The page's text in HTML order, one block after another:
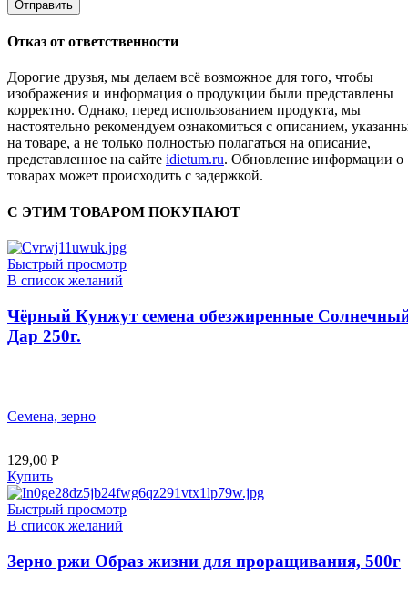
Отказ от ответственности
Дорогие друзья, мы делаем всё возможное для того, чтобы
изображения и информация о продукции были представлены
корректно. Однако, перед использованием продукта, мы
настоятельно рекомендуем ознакомиться с описанием,
на товаре, а не только полностью полагаться на описание,
представленное на сайте idietum.ru. Обновление информации о
товарах может происходить с задержкой.
С ЭТИМ ТОВАРОМ ПОКУПАЮТ
Быстрый просмотр
В список желаний
Чёрный Кунжут семена обезжиренные
Дар 250г.
Семена, зерно
129,00 Р
Купить
Быстрый просмотр
В список желаний
Зерно ржи Образ жизни для проращивания, 500г